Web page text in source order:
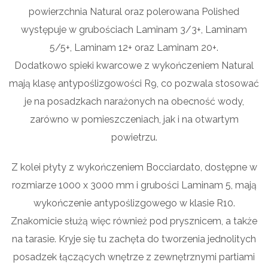
powierzchnia Natural oraz polerowana Polished
występuje w grubościach Laminam 3/3+, Laminam
5/5+, Laminam 12+ oraz Laminam 20+.
Dodatkowo spieki kwarcowe z wykończeniem Natural
mają klasę antypoślizgowości R9, co pozwala stosować
je na posadzkach narażonych na obecność wody,
zarówno w pomieszczeniach, jak i na otwartym
powietrzu.
Z kolei płyty z wykończeniem Bocciardato, dostępne w
rozmiarze 1000 x 3000 mm i grubości Laminam 5, mają
wykończenie antypoślizgowego w klasie R10.
Znakomicie służą więc również pod prysznicem, a także
na tarasie. Kryje się tu zachęta do tworzenia jednolitych
posadzek łączących wnętrze z zewnętrznymi partiami